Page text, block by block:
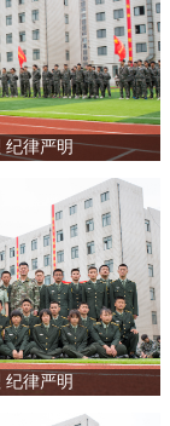
纪律严明
纪律严明